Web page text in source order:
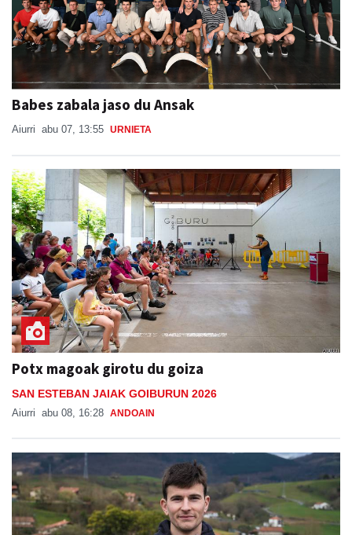
Babes zabala jaso du Ansak
Aiurri abu 07, 13:55 URNIETA
Potx magoak girotu du goiza
SAN ESTEBAN JAIAK GOIBURUN 2026
Aiurri abu 08, 16:28 ANDOAIN